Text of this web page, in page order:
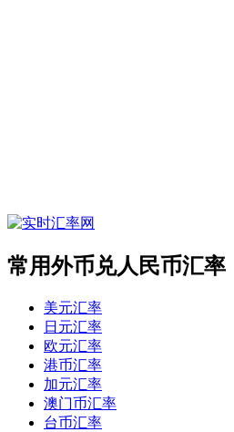
常用外币兑人民币汇率
美元汇率
日元汇率
欧元汇率
港币汇率
加元汇率
澳门币汇率
台币汇率